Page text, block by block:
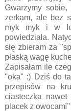
Gwarzymy
zerkam, ale bez
myk myk i w
powiedziała.
się zbieram za
płaską wagę
Zapisałam ile
"oka" :) Dziś do
przepisów na
ciasteczka nawet
placek z